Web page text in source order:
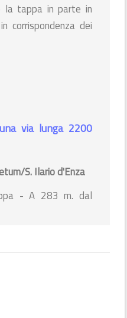
la tappa in parte in
corrispondenza dei
via lunga 2200
S. Ilario d'Enza
- A 283 m. dal